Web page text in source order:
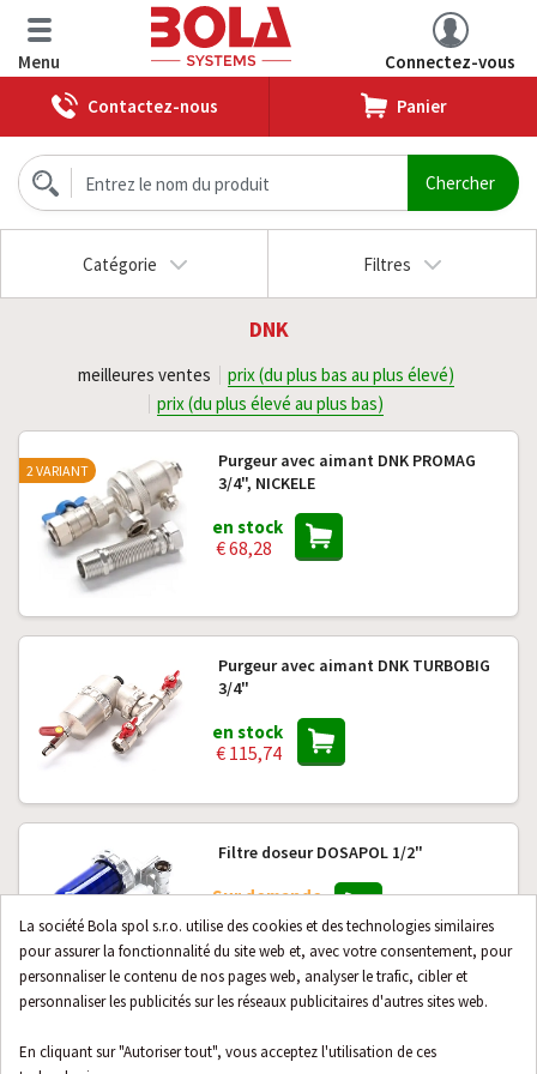
La société Bola spol s.r.o. utilise des cookies et des technologies similaires
pour assurer la fonctionnalité du site web et, avec votre consentement, pour
personnaliser le contenu de nos pages web, analyser le trafic, cibler et
personnaliser les publicités sur les réseaux publicitaires d'autres sites web.
En cliquant sur "Autoriser tout", vous acceptez l'utilisation de ces
Menu
Connectez-vous
Contactez-nous
Panier
Catégorie Filtres
DNK
meilleures ventes
prix (du plus bas au plus élevé)
prix (du plus élevé au plus bas)
Purgeur avec aimant DNK PROMAG
3/4", NICKELE
en stock
€ 68,28
2 VARIANT
Purgeur avec aimant DNK TURBOBIG
3/4"
en stock
€ 115,74
Filtre doseur DOSAPOL 1/2"
Sur demande
€ 70,02
TURBOMAG